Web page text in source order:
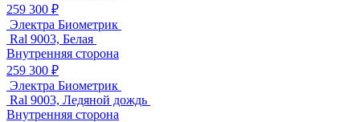
259 300 ₽
Электра Биометрик
Ral 9003, Белая
Внутренняя сторона
259 300 ₽
Электра Биометрик
Ral 9003, Ледяной дождь
Внутренняя сторона